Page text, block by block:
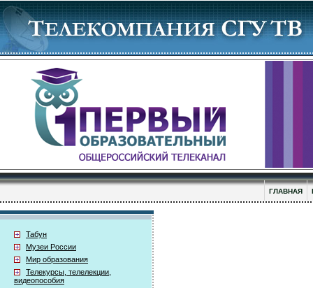
ГЛАВНАЯ
Табун
Музеи России
Мир образования
Телекурсы, телелекции,
видеопособия